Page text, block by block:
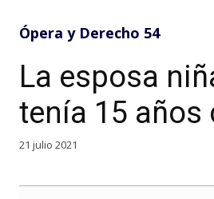
Ópera y Derecho 54
La esposa
tenía 15 años
21 julio 2021